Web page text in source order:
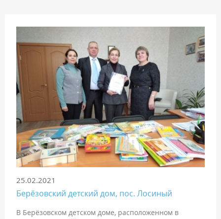
25.02.2021
Берёзовский детский дом, пос. Лосиный
В Берёзовском детском доме, расположенном в